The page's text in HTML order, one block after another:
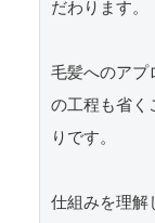
だわります。
毛髪へのアプ
の工程も省く
りです。
仕組みを理解